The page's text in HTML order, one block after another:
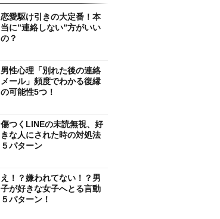
恋愛駆け引きの大定番！本
当に”連絡しない”方がいい
の？
男性心理「別れた後の連絡
メール」頻度でわかる復縁
の可能性5つ！
傷つくLINEの未読無視、好
きな人にされた時の対処法
５パターン
え！？嫌われてない！？男
子が好きな女子へとる言動
５パターン！